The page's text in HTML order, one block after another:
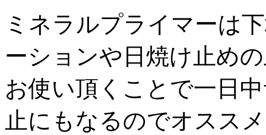
ミネラルプライマーは
ーションや日焼け止め
お使い頂くことで一日
止にもなるのでオスス